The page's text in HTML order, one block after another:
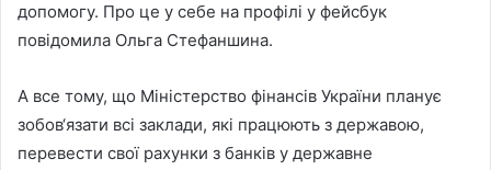
допомогу. Про це у себе на профілі у фейсбук
повідомила Ольга Стефаншина.
А все тому, що Міністерство фінансів України планує
зобов‘язати всі заклади, які працюють з державою,
перевести свої рахунки з банків у державне